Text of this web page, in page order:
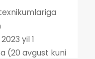
yil 1
(20 avgust kuni